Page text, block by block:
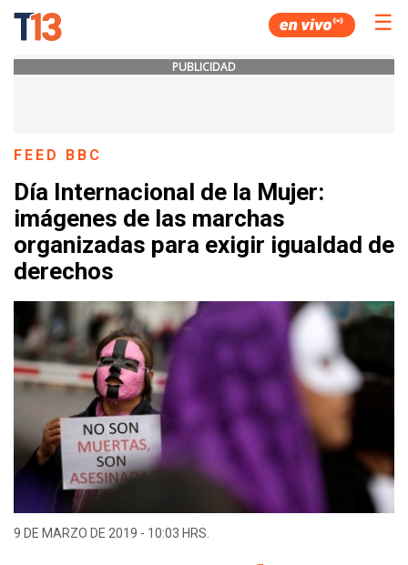
☰
PUBLICIDAD
FEED BBC
Día Internacional de la Mujer:
imágenes de las marchas
organizadas para exigir igualdad de
derechos
9 DE MARZO DE 2019 - 10:03 HRS.